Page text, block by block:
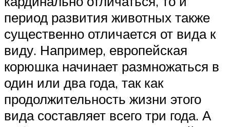
период развития животных также
существенно отличается от вида к
виду. Например, европейская
корюшка начинает размножаться в
один или два года, так как
продолжительность жизни этого
вида составляет всего три года. А